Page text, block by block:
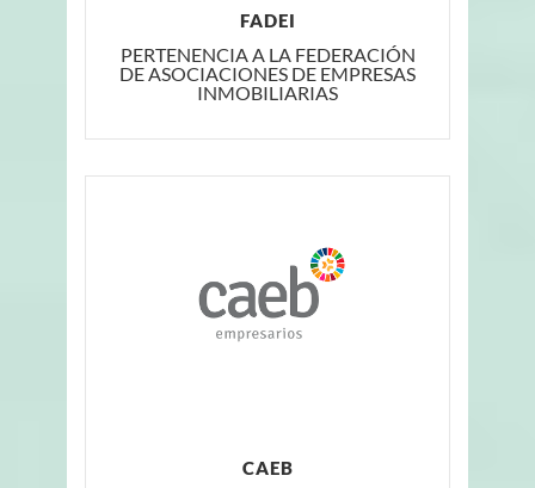
FADEI
PERTENENCIA A LA FEDERACIÓN
DE ASOCIACIONES DE EMPRESAS
INMOBILIARIAS
CAEB